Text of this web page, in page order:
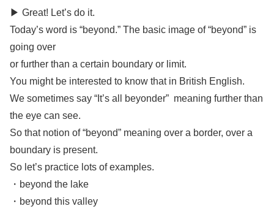
▶︎ Great! Let’s do it.
Today’s word is “beyond.” The basic image of “beyond” is
going over
or further than a certain boundary or limit.
You might be interested to know that in British English.
We sometimes say “It’s all beyonder” meaning further than
the eye can see.
So that notion of “beyond” meaning over a border, over a
boundary is present.
So let’s practice lots of examples.
・beyond the lake
・beyond this valley